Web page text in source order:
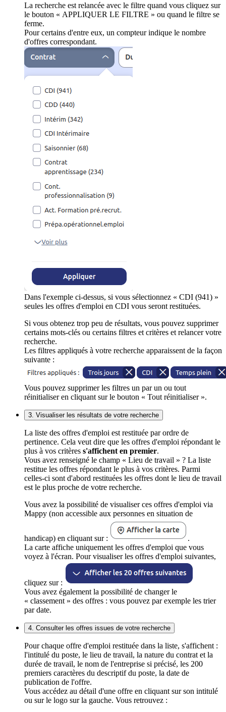
La recherche est relancée avec le filtre quand vous cliquez sur
le bouton « APPLIQUER LE FILTRE » ou quand le filtre se
ferme.
Pour certains d'entre eux, un compteur indique le nombre
d'offres correspondant.
Dans l'exemple ci-dessus, si vous sélectionnez « CDI (941) »
seules les offres d'emploi en CDI vous seront restituées.
Si vous obtenez trop peu de résultats, vous pouvez supprimer
certains mots-clés ou certains filtres et critères et relancer votre
recherche.
Les filtres appliqués à votre recherche apparaissent de la façon
suivante :
Vous pouvez supprimer les filtres un par un ou tout
réinitialiser en cliquant sur le bouton « Tout réinitialiser ».
3. Visualiser les résultats de votre recherche
La liste des offres d'emploi est restituée par ordre de
pertinence. Cela veut dire que les offres d'emploi répondant le
plus à vos critères s'affichent en premier.
Vous avez renseigné le champ « Lieu de travail » ? La liste
restitue les offres répondant le plus à vos critères. Parmi
celles-ci sont d'abord restituées les offres dont le lieu de travail
est le plus proche de votre recherche.
Vous avez la possibilité de visualiser ces offres d'emploi via
Mappy (non accessible aux personnes en situation de
handicap) en cliquant sur :
.
La carte affiche uniquement les offres d'emploi que vous
voyez à l'écran. Pour visualiser les offres d'emploi suivantes,
cliquez sur :
Vous avez également la possibilité de changer le
« classement » des offres : vous pouvez par exemple les trier
par date.
4. Consulter les offres issues de votre recherche
Pour chaque offre d'emploi restituée dans la liste, s'affichent :
l'intitulé du poste, le lieu de travail, la nature du contrat et la
durée de travail, le nom de l'entreprise si précisé, les 200
premiers caractères du descriptif du poste, la date de
publication de l'offre.
Vous accédez au détail d'une offre en cliquant sur son intitulé
ou sur le logo sur la gauche. Vous retrouvez :